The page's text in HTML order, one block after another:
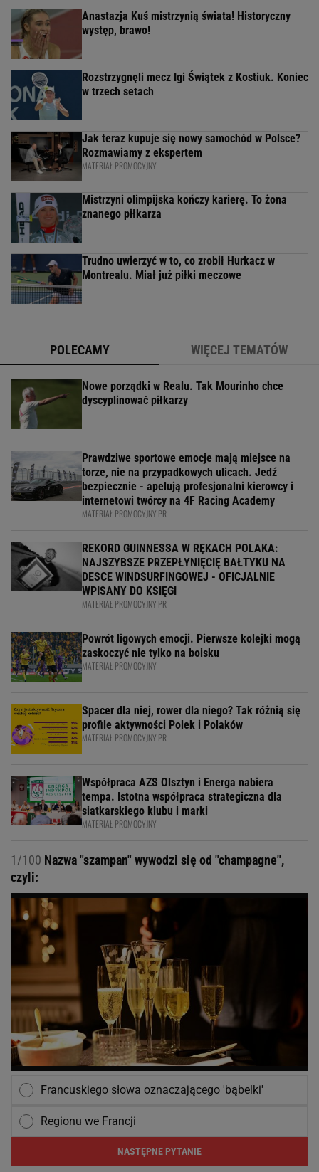
Anastazja Kuś mistrzynią świata! Historyczny
występ, brawo!
Rozstrzygnęli mecz Igi Świątek z Kostiuk. Koniec
w trzech setach
Jak teraz kupuje się nowy samochód w Polsce?
Rozmawiamy z ekspertem
MATERIAŁ PROMOCYJNY
Mistrzyni olimpijska kończy karierę. To żona
znanego piłkarza
Trudno uwierzyć w to, co zrobił Hurkacz w
Montrealu. Miał już piłki meczowe
POLECAMY WIĘCEJ TEMATÓW
Nowe porządki w Realu. Tak Mourinho chce
dyscyplinować piłkarzy
Prawdziwe sportowe emocje mają miejsce na
torze, nie na przypadkowych ulicach. Jedź
bezpiecznie - apelują profesjonalni kierowcy i
internetowi twórcy na 4F Racing Academy
MATERIAŁ PROMOCYJNY PR
REKORD GUINNESSA W RĘKACH POLAKA:
NAJSZYBSZE PRZEPŁYNIĘCIĘ BAŁTYKU NA
DESCE WINDSURFINGOWEJ - OFICJALNIE
WPISANY DO KSIĘGI
MATERIAŁ PROMOCYJNY PR
Powrót ligowych emocji. Pierwsze kolejki mogą
zaskoczyć nie tylko na boisku
MATERIAŁ PROMOCYJNY
Spacer dla niej, rower dla niego? Tak różnią się
profile aktywności Polek i Polaków
MATERIAŁ PROMOCYJNY PR
Współpraca AZS Olsztyn i Energa nabiera
tempa. Istotna współpraca strategiczna dla
siatkarskiego klubu i marki
MATERIAŁ PROMOCYJNY
1/100 Nazwa "szampan" wywodzi się od "champagne",
czyli:
Francuskiego słowa oznaczającego 'bąbelki'
Regionu we Francji
NASTĘPNE PYTANIE